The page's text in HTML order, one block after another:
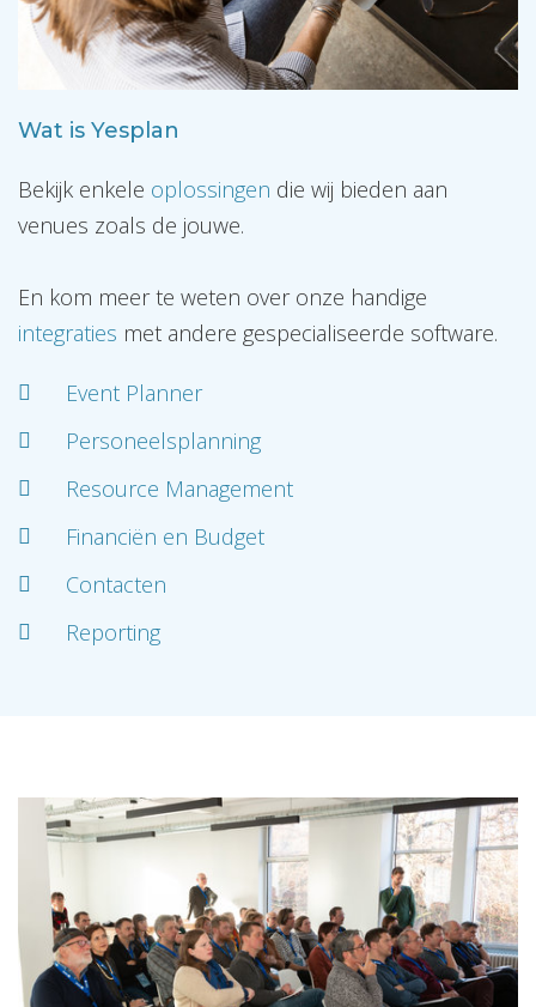
Wat is Yesplan
Bekijk enkele oplossingen die wij bieden aan
venues zoals de jouwe.
En kom meer te weten over onze handige
integraties met andere gespecialiseerde software.
Event Planner
Personeelsplanning
Resource Management
Financiën en Budget
Contacten
Reporting